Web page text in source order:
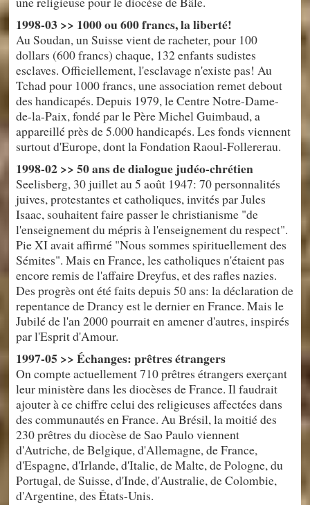
1998-03 >> 1000 ou 600 francs, la liberté!
Au Soudan, un Suisse vient de racheter, pour 100
dollars (600 francs) chaque, 132 enfants sudistes
esclaves. Officiellement, l'esclavage n'existe pas! Au
Tchad pour 1000 francs, une association remet debout
des handicapés. Depuis 1979, le Centre Notre-Dame-
de-la-Paix, fondé par le Père Michel Guimbaud, a
appareillé près de 5.000 handicapés. Les fonds viennent
surtout d'Europe, dont la Fondation Raoul-Follererau.
1998-02 >> 50 ans de dialogue judéo-chrétien
Seelisberg, 30 juillet au 5 août 1947: 70 personnalités
juives, protestantes et catholiques, invités par Jules
Isaac, souhaitent faire passer le christianisme "de
l'enseignement du mépris à l'enseignement du respect".
Pie XI avait affirmé "Nous sommes spirituellement des
Sémites". Mais en France, les catholiques n'étaient pas
encore remis de l'affaire Dreyfus, et des rafles nazies.
Des progrès ont été faits depuis 50 ans: la déclaration de
repentance de Drancy est le dernier en France. Mais le
Jubilé de l'an 2000 pourrait en amener d'autres, inspirés
par l'Esprit d'Amour.
1997-05 >> Échanges: prêtres étrangers
On compte actuellement 710 prêtres étrangers exerçant
leur ministère dans les diocèses de France. Il faudrait
ajouter à ce chiffre celui des religieuses affectées dans
des communautés en France. Au Brésil, la moitié des
230 prêtres du diocèse de Sao Paulo viennent
d'Autriche, de Belgique, d'Allemagne, de France,
d'Espagne, d'Irlande, d'Italie, de Malte, de Pologne, du
Portugal, de Suisse, d'Inde, d'Australie, de Colombie,
d'Argentine, des États-Unis.